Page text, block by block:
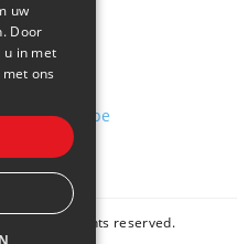
:
:
All rights reserved.
uw
Door
u in met
ons